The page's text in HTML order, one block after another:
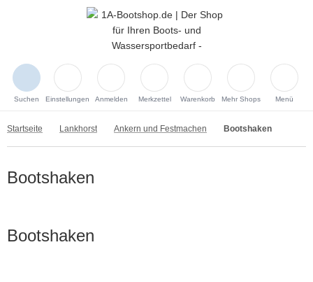
Suchen Einstellungen Anmelden Merkzettel Warenkorb Mehr Shops Menü
Startseite Lankhorst Ankern und Festmachen Bootshaken
Bootshaken
Bootshaken